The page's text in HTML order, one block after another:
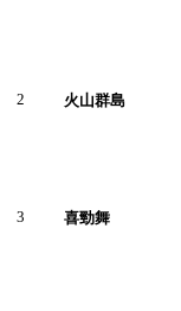
2 火山群島
3 喜勁舞